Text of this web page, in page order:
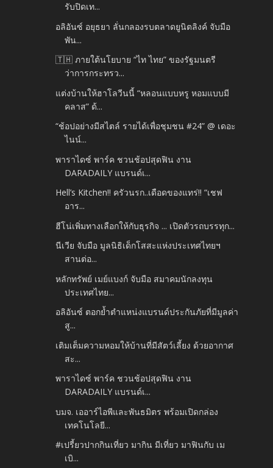
รับปิดเท...
อลิอันซ์ อยุธยา ลั่นกลองรบตลาดยูนิตลิงค์ จับมือ
พัน...
🇹🇭 ภายใต้นโยบาย “ไท ไทย” ของรัฐมนตรี
ว่าการกระทรว...
แต่งบ้านให้ฮาโลวีนนี้ “หลอนแบบหรู หอมแบบมี
คลาส” ด้...
“ช้อปอย่างมีสไตล์ รายได้เพื่อชุมชน #24” @ เดอะ
ไนน์...
พาราไดซ์ พาร์ค ชวนช้อปสุดฟิน งาน
DARADAILY แบรนด์เ...
Hell’s Kitchen!! ครัวนรก..เดือดของแทร่!! “เชฟ
อาร...
ฮีโน่เพิ่มทางเลือกให้กับธุรกิจ ... เปิดตัวรถบรรทุก...
นีเวีย จับมือ มูลนิธิเด็กโสสะแห่งประเทศไทยฯ
สานต่อ...
หลักทรัพย์ เมย์แบงก์ จับมือ สมาคมนักลงทุน
ประเทศไทย...
อลิอันซ์ ตอกย้ำตำแหน่งแบรนด์ประกันภัยที่มีมูลค่า
สู...
เติมเต็มความหอมให้บ้านที่มีสัตว์เลี้ยง ด้วยอากาศ
สะ...
พาราไดซ์ พาร์ค ชวนช้อปสุดฟิน งาน
DARADAILY แบรนด์เ...
บมจ. เออาร์ไอพีและพันธมิตร พร้อมเปิดกล่อง
เทคโนโลยี...
#เปรี้ยวปากกินเที่ยว มากิน มีเที่ยว มาฟินกับ เม
เบิ...